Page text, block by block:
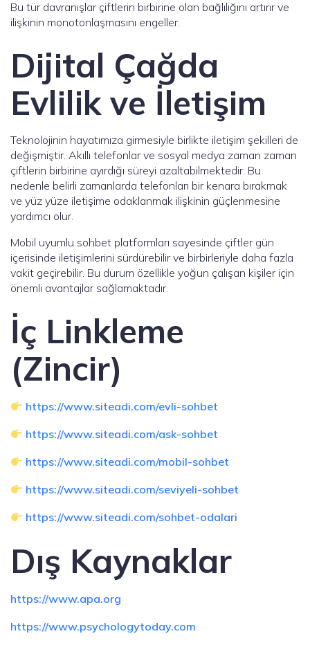
Bu tür davranışlar çiftlerin birbirine olan bağlılığını artırır ve
ilişkinin monotonlaşmasını engeller.
Dijital Çağda
Evlilik ve İletişim
Teknolojinin hayatımıza girmesiyle birlikte iletişim şekilleri de
değişmiştir. Akıllı telefonlar ve sosyal medya zaman zaman
çiftlerin birbirine ayırdığı süreyi azaltabilmektedir. Bu
nedenle belirli zamanlarda telefonları bir kenara bırakmak
ve yüz yüze iletişime odaklanmak ilişkinin güçlenmesine
yardımcı olur.
Mobil uyumlu sohbet platformları sayesinde çiftler gün
içerisinde iletişimlerini sürdürebilir ve birbirleriyle daha fazla
vakit geçirebilir. Bu durum özellikle yoğun çalışan kişiler için
önemli avantajlar sağlamaktadır.
İç Linkleme
(Zincir)
https://www.siteadi.com/evli-sohbet
https://www.siteadi.com/ask-sohbet
https://www.siteadi.com/mobil-sohbet
https://www.siteadi.com/seviyeli-sohbet
https://www.siteadi.com/sohbet-odalari
Dış Kaynaklar
https://www.apa.org
https://www.psychologytoday.com